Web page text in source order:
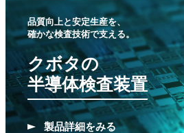
品質向上と安定生産を、
確かな検査技術で支える。
クボタの
半導体検査装置
製品詳細をみる